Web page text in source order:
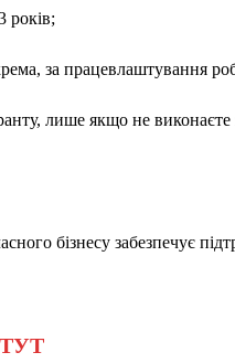
років;
за працевлаштування
лише якщо не
бізнесу забезпечує
ТУТ